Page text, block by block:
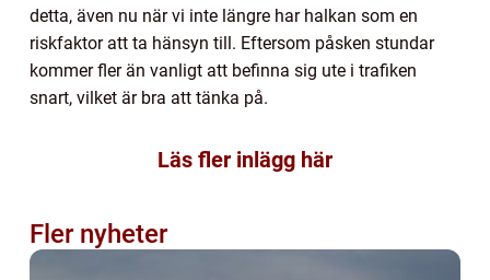
detta, även nu när vi inte längre har halkan som en
riskfaktor att ta hänsyn till. Eftersom påsken stundar
kommer fler än vanligt att befinna sig ute i trafiken
snart, vilket är bra att tänka på.
Läs fler inlägg här
Fler nyheter